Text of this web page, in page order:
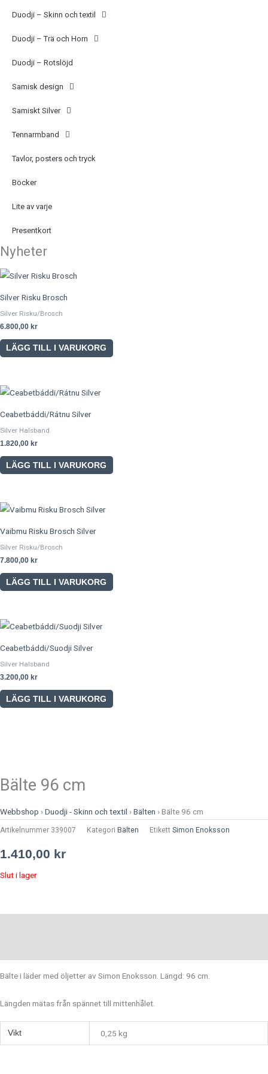
Duodji – Skinn och textil
Duodji – Trä och Horn
Duodji – Rotslöjd
Samisk design
Samiskt Silver
Tennarmband
Tavlor, posters och tryck
Böcker
Lite av varje
Presentkort
Nyheter
Silver Risku Brosch
Silver Risku/Brosch
6.800,00 kr
LÄGG TILL I VARUKORG
Ceabetbáddi/Rátnu Silver
Silver Halsband
1.820,00 kr
LÄGG TILL I VARUKORG
Vaibmu Risku Brosch Silver
Silver Risku/Brosch
7.800,00 kr
LÄGG TILL I VARUKORG
Ceabetbáddi/Suodji Silver
Silver Halsband
3.200,00 kr
LÄGG TILL I VARUKORG
Bälte 96 cm
Webbshop ›Duodji - Skinn och textil ›Bälten ›Bälte 96 cm
Artikelnummer 339007 Kategori Bälten Etikett Simon Enoksson
1.410,00 kr
Slut i lager
Bälte i läder med öljetter av Simon Enoksson. Längd: 96 cm.
Längden mätas från spännet till mittenhålet.
Vikt 0,25 kg